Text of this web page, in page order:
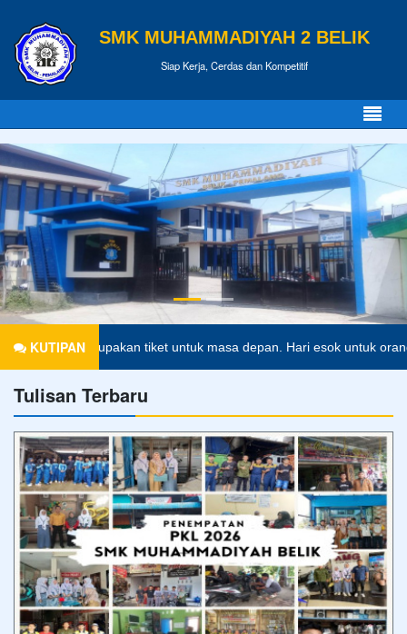
SMK MUHAMMADIYAH 2 BELIK
Siap Kerja, Cerdas dan Kompetitif
KUTIPAN
merupakan tiket untuk masa depan. Hari esok untuk orang-
Tulisan Terbaru